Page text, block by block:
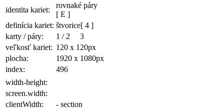
identita kariet:
rovnaké páry
[ E ]
definícia kariet: štvorice[ 4 ]
karty / páry:
1 / 2
3
veľkosť kariet: 120 x 120px
plocha: 1920 x 1080px
index:
496
width-height:
screen.width:
clientWidth:
- section